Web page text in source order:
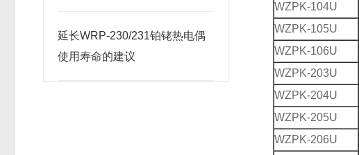
延长WRP-230/231铂铑热电偶
使用寿命的建议
WZPK-104U
WZPK-105U
WZPK-106U
WZPK-203U
WZPK-204U
WZPK-205U
WZPK-206U